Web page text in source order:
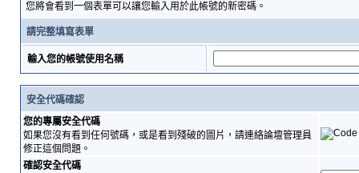
您將會看到一個表單可以讓您輸入用於此帳號的新密碼。
請完整填寫表單
輸入您的帳號使用名稱
安全代碼確認
您的專屬安全代碼
如果您沒有看到任何號碼，或是看到殘破的圖片，請連絡論壇管理員
修正這個問題。
確認安全代碼